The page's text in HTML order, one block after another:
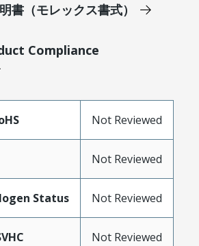
書（モレックス書式）
Compliance
Not Reviewed
Not Reviewed
Status Not Reviewed
Not Reviewed